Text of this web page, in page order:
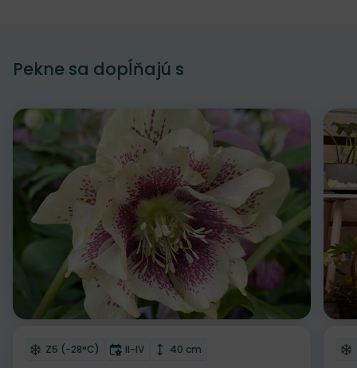
Pekne sa dopĺňajú s
Odober do zoznamu želaní
Mrazuvzdornosť
Z5 (-28°C) Doba kvitnutia
II-IV Výška rastliny
40 cm